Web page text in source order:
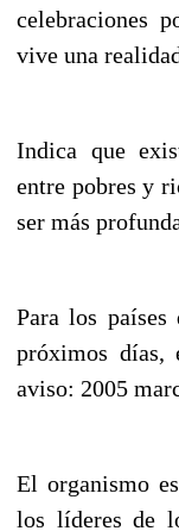
celebraciones
vive una
Indica que
entre pobres y
ser más
Para los
próximos días,
aviso: 2005
El organismo
los líderes de